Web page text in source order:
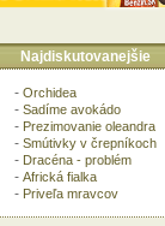
Najdiskutovanejšie
- Orchidea
- Sadíme avokádo
- Prezimovanie oleandra
- Smútivky v črepníkoch
- Dracéna - problém
- Africká fialka
- Priveľa mravcov